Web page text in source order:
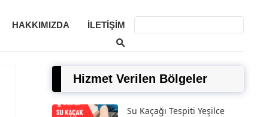
HAKKIMIZDA İLETIŞIM
Hizmet Verilen Bölgeler
Su Kaçağı Tespiti Yeşilce